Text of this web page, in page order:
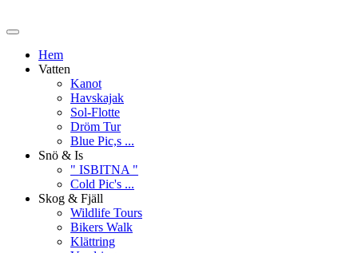
Hem
Vatten
Kanot
Havskajak
Sol-Flotte
Dröm Tur
Blue Pic,s ...
Snö & Is
" ISBITNA "
Cold Pic's ...
Skog & Fjäll
Wildlife Tours
Bikers Walk
Klättring